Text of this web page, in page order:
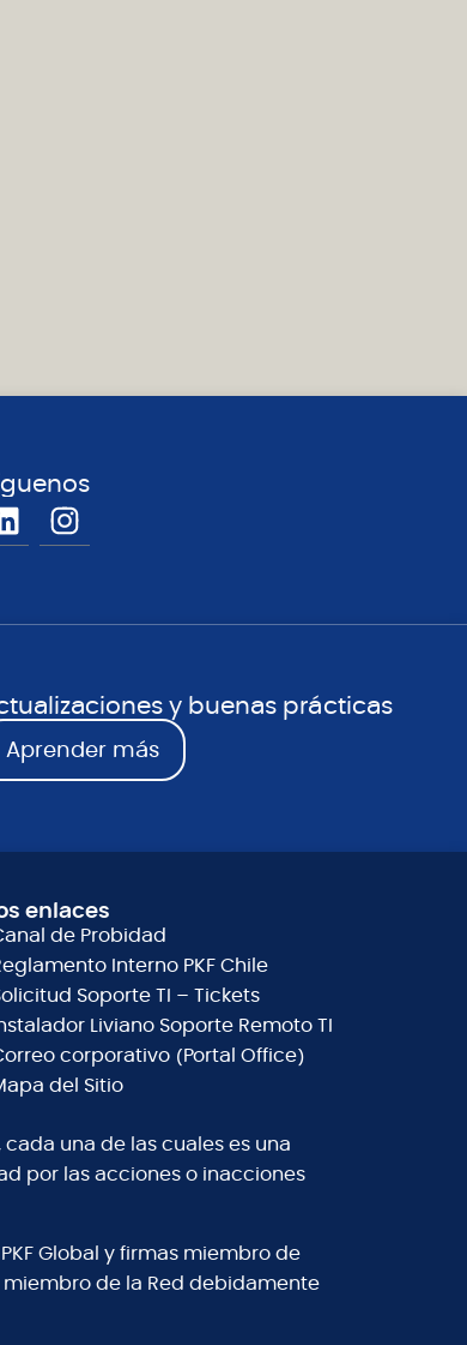
y buenas prácticas
Aprender más
enlaces
de Probidad
Interno PKF Chile
Soporte TI – Tickets
Liviano Soporte Remoto TI
corporativo (Portal Office)
del Sitio
cada una de las cuales es una
por las acciones o inacciones
Global y firmas miembro de
miembro de la Red debidamente